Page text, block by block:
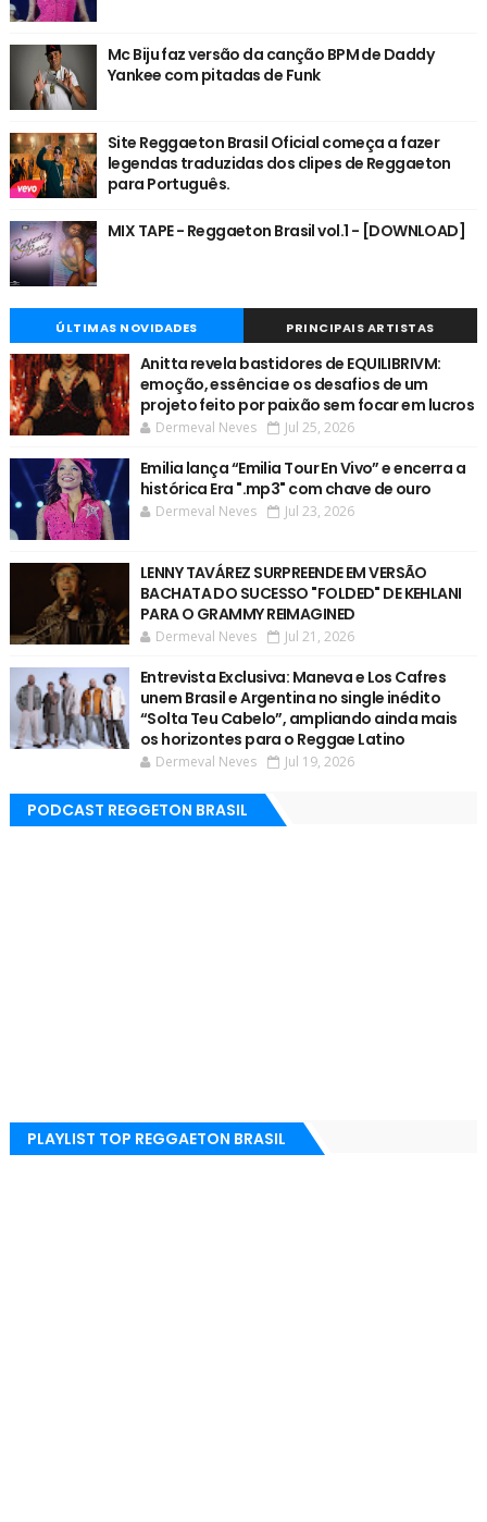
Mc Biju faz versão da canção BPM de Daddy
Yankee com pitadas de Funk
Site Reggaeton Brasil Oficial começa a fazer
legendas traduzidas dos clipes de Reggaeton
para Português.
MIX TAPE - Reggaeton Brasil vol.1 - [DOWNLOAD]
ÚLTIMAS NOVIDADES PRINCIPAIS ARTISTAS
Anitta revela bastidores de EQUILIBRIVM:
emoção, essência e os desafios de um
projeto feito por paixão sem focar em lucros
Dermeval Neves Jul 25, 2026
Emilia lança “Emilia Tour En Vivo” e encerra a
histórica Era ".mp3" com chave de ouro
Dermeval Neves Jul 23, 2026
LENNY TAVÁREZ SURPREENDE EM VERSÃO
BACHATA DO SUCESSO "FOLDED" DE KEHLANI
PARA O GRAMMY REIMAGINED
Dermeval Neves Jul 21, 2026
Entrevista Exclusiva: Maneva e Los Cafres
unem Brasil e Argentina no single inédito
“Solta Teu Cabelo”, ampliando ainda mais
os horizontes para o Reggae Latino
Dermeval Neves Jul 19, 2026
PODCAST REGGETON BRASIL
PLAYLIST TOP REGGAETON BRASIL